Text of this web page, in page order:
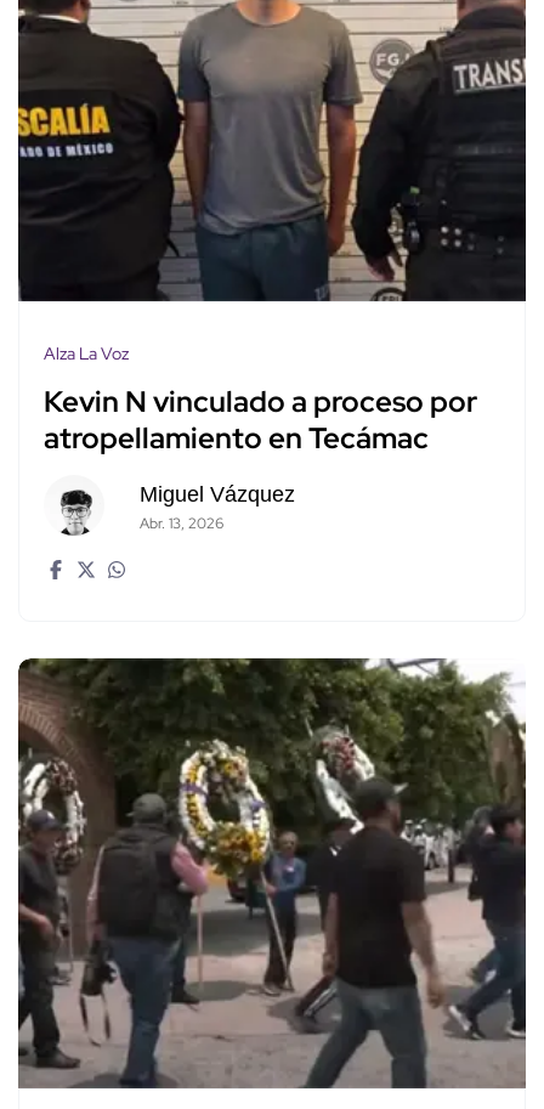
Alza La Voz
Kevin N vinculado a proceso por
atropellamiento en Tecámac
Miguel Vázquez
Abr. 13, 2026